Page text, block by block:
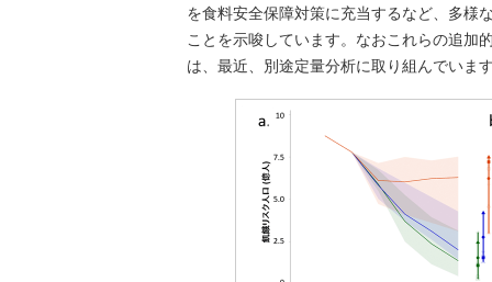
を食料安全保障対策に充当するなど、多様
ことを示唆しています。なおこれらの追加
は、最近、別途定量分析に取り組んでいま